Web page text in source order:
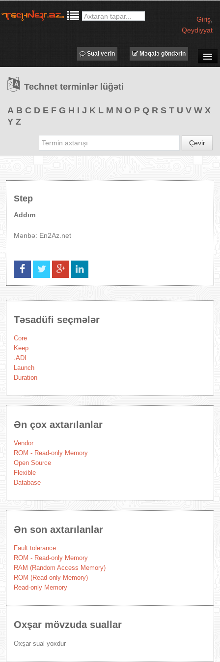
Giriş
Qeydiyyat
TƏDBİRLƏR
PROQRAMLAR
Məqalə göndərin
Sual verin
Technet terminlər lüğəti
A B C D E F G H I J K L M N O P Q R S T U V W X
Y Z
Çevir
Step
Addım
Mənbə: En2Az.net
Təsadüfi seçmələr
Core
Keep
.ADI
Launch
Duration
Ən çox axtarılanlar
Vendor
ROM - Read-only Memory
Open Source
Flexible
Database
Ən son axtarılanlar
Fault tolerance
ROM - Read-only Memory
RAM (Random Access Memory)
ROM (Read-only Memory)
Read-only Memory
Oxşar mövzuda suallar
Oxşar sual yoxdur